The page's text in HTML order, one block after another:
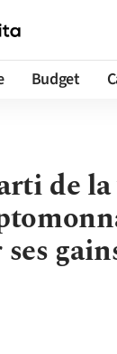
Budget
de